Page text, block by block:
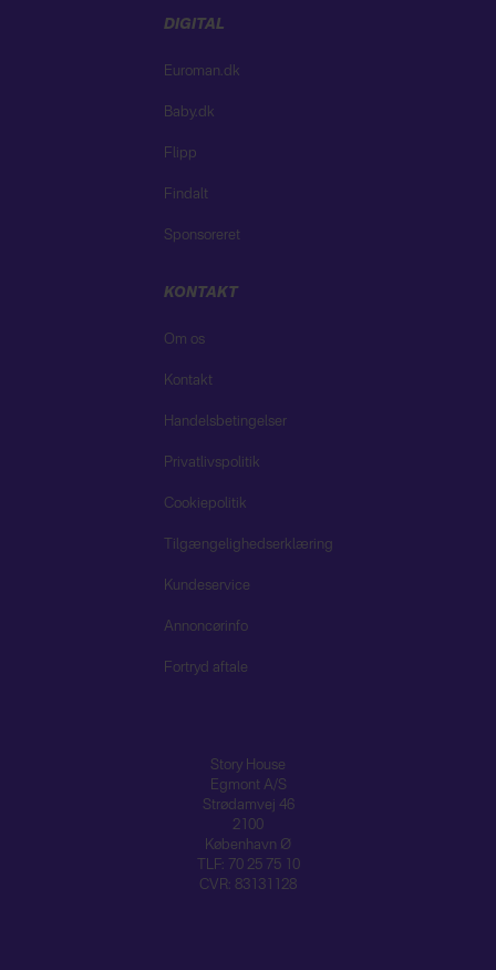
DIGITAL
Euroman.dk
Baby.dk
Flipp
Findalt
Sponsoreret
KONTAKT
Om os
Kontakt
Handelsbetingelser
Privatlivspolitik
Cookiepolitik
Tilgængelighedserklæring
Kundeservice
Annoncørinfo
Fortryd aftale
Story House
Egmont A/S
Strødamvej 46
2100
København Ø
TLF: 70 25 75 10
CVR: 83131128